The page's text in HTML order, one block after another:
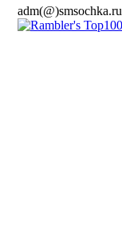
adm(@)smsochka.ru